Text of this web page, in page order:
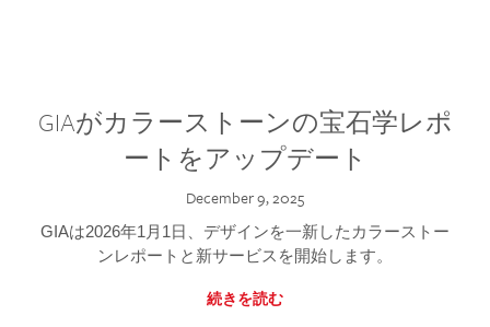
GIAがカラーストーンの宝石学レポ
ートをアップデート
December 9, 2025
GIAは2026年1月1日、デザインを一新したカラーストー
ンレポートと新サービスを開始します。
続きを読む